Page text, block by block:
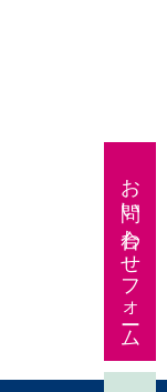
お問い合わせフォーム